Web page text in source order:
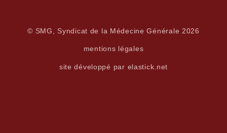
© SMG, Syndicat de la Médecine Générale 2026
mentions légales
site développé par elastick.net